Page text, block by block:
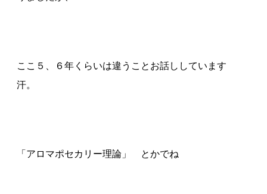
ここ５、６年くらいは違うことお話ししています
汗。
「アロマポセカリー理論」 とかでね